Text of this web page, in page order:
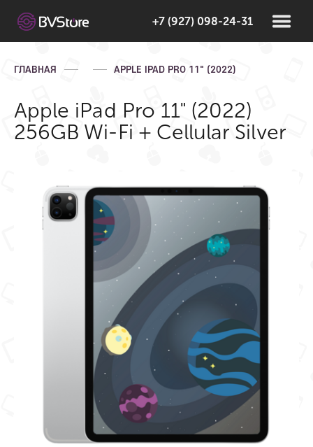
+7 (927) 098-24-31
ГЛАВНАЯ APPLE IPAD PRO 11" (2022)
Apple iPad Pro 11" (2022)
256GB Wi-Fi + Cellular Silver